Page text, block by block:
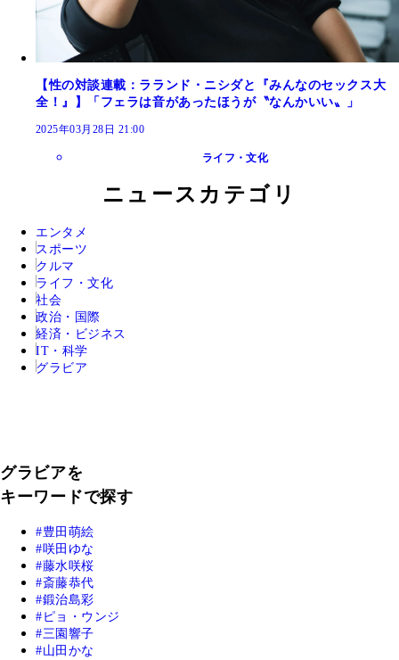
【性の対談連載：ラランド・ニシダと『みんなのセックス大
全！』】「フェラは音があったほうが〝なんかいい〟」
2025年03月28日 21:00
ライフ・文化
ニュースカテゴリ
エンタメ
スポーツ
クルマ
ライフ・文化
社会
政治・国際
経済・ビジネス
IT・科学
グラビア
グラビアを
キーワードで探す
豊田萌絵
咲田ゆな
藤水咲桜
斎藤恭代
鍛治島彩
ピョ・ウンジ
三園響子
山田かな